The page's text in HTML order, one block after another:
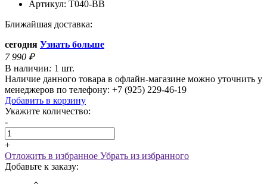
Артикул: T040-BB
Ближайшая доставка:
сегодня Узнать больше
7 990 ₽
В наличии: 1 шт.
Наличие данного товара в офлайн-магазине можно уточнить у
менеджеров по телефону: +7 (925) 229-46-19
Добавить в корзину
Укажите количество:
-
+
Отложить в избранное Убрать из избранного
Добавьте к заказу: